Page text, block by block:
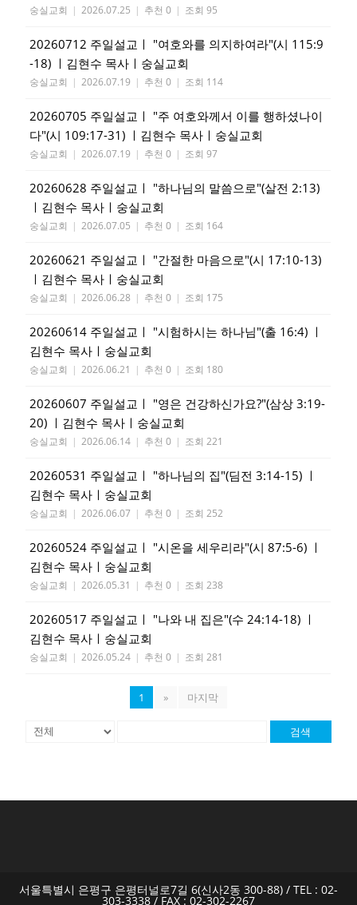
숭실교회 | 2026.07.25 | 추천 0 | 조회 95
20260712 주일설교ㅣ "여호와를 의지하여라"(시 115:9
-18) ㅣ김현수 목사ㅣ숭실교회
숭실교회 | 2026.07.19 | 추천 0 | 조회 114
20260705 주일설교ㅣ "주 여호와께서 이를 행하셨나이
다"(시 109:17-31) ㅣ김현수 목사ㅣ숭실교회
숭실교회 | 2026.07.19 | 추천 0 | 조회 97
20260628 주일설교ㅣ "하나님의 말씀으로"(살전 2:13)
ㅣ김현수 목사ㅣ숭실교회
숭실교회 | 2026.07.05 | 추천 0 | 조회 164
20260621 주일설교ㅣ "간절한 마음으로"(시 17:10-13)
ㅣ김현수 목사ㅣ숭실교회
숭실교회 | 2026.06.28 | 추천 0 | 조회 175
20260614 주일설교ㅣ "시험하시는 하나님"(출 16:4) ㅣ
김현수 목사ㅣ숭실교회
숭실교회 | 2026.06.21 | 추천 0 | 조회 180
20260607 주일설교ㅣ "영은 건강하신가요?"(삼상 3:19-
20) ㅣ김현수 목사ㅣ숭실교회
숭실교회 | 2026.06.14 | 추천 0 | 조회 221
20260531 주일설교ㅣ "하나님의 집"(딤전 3:14-15) ㅣ
김현수 목사ㅣ숭실교회
숭실교회 | 2026.06.07 | 추천 0 | 조회 252
20260524 주일설교ㅣ "시온을 세우리라"(시 87:5-6) ㅣ
김현수 목사ㅣ숭실교회
숭실교회 | 2026.05.31 | 추천 0 | 조회 238
20260517 주일설교ㅣ "나와 내 집은"(수 24:14-18) ㅣ
김현수 목사ㅣ숭실교회
숭실교회 | 2026.05.24 | 추천 0 | 조회 281
1 » 마지막
검색
서울특별시 은평구 은평터널로7길 6(신사2동 300-88) / TEL : 02-
303-3338 / FAX : 02-302-2267